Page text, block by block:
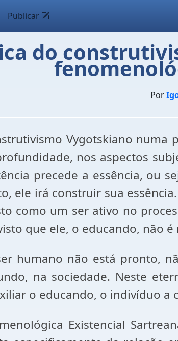
Publicar
do
Por
Vygotskiano numa
nos aspectos
precede a essência, ou
ele irá construir sua
como um ser ativo no
que ele, o educando, não
humano não está pronto,
na sociedade. Neste
o educando, o indivíduo
Existencial